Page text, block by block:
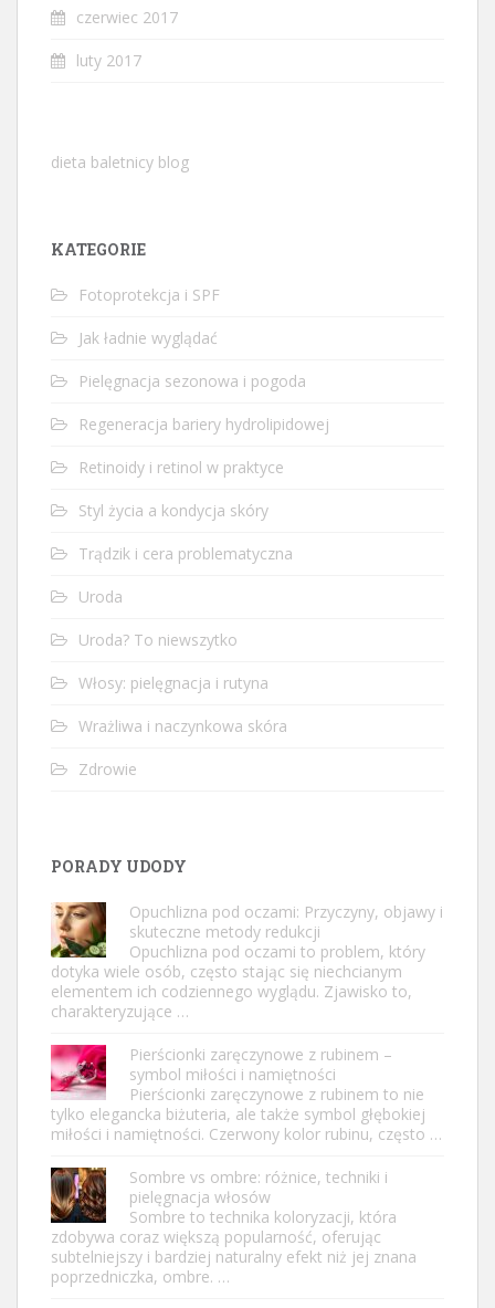
czerwiec 2017
luty 2017
dieta baletnicy blog
KATEGORIE
Fotoprotekcja i SPF
Jak ładnie wyglądać
Pielęgnacja sezonowa i pogoda
Regeneracja bariery hydrolipidowej
Retinoidy i retinol w praktyce
Styl życia a kondycja skóry
Trądzik i cera problematyczna
Uroda
Uroda? To niewszytko
Włosy: pielęgnacja i rutyna
Wrażliwa i naczynkowa skóra
Zdrowie
PORADY UDODY
Opuchlizna pod oczami: Przyczyny, objawy i
skuteczne metody redukcji
Opuchlizna pod oczami to problem, który
dotyka wiele osób, często stając się niechcianym
elementem ich codziennego wyglądu. Zjawisko to,
charakteryzujące …
Pierścionki zaręczynowe z rubinem –
symbol miłości i namiętności
Pierścionki zaręczynowe z rubinem to nie
tylko elegancka biżuteria, ale także symbol głębokiej
miłości i namiętności. Czerwony kolor rubinu, często …
Sombre vs ombre: różnice, techniki i
pielęgnacja włosów
Sombre to technika koloryzacji, która
zdobywa coraz większą popularność, oferując
subtelniejszy i bardziej naturalny efekt niż jej znana
poprzedniczka, ombre. …